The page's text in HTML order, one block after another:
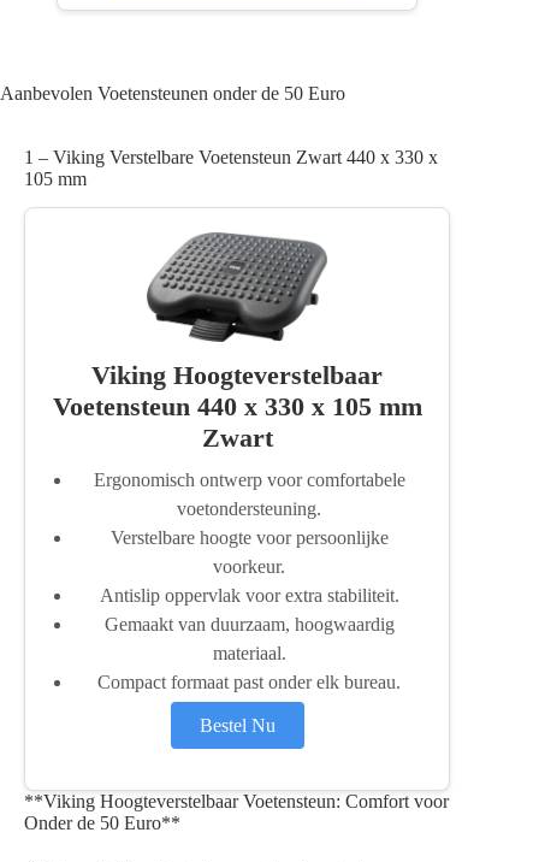
Aanbevolen Voetensteunen onder de 50 Euro
1 – Viking Verstelbare Voetensteun Zwart 440 x 330 x
105 mm
Viking Hoogteverstelbaar
Voetensteun 440 x 330 x 105 mm
Zwart
Ergonomisch ontwerp voor comfortabele
voetondersteuning.
Verstelbare hoogte voor persoonlijke
voorkeur.
Antislip oppervlak voor extra stabiliteit.
Gemaakt van duurzaam, hoogwaardig
materiaal.
Compact formaat past onder elk bureau.
Bestel Nu
**Viking Hoogteverstelbaar Voetensteun: Comfort voor
Onder de 50 Euro**